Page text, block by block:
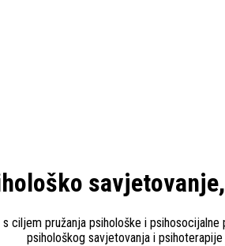
ciljem pružanja psihološke i
psihološkog savjetovanja i